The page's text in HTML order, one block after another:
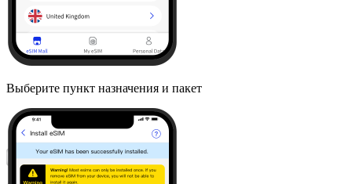
Выберите пункт назначения и пакет